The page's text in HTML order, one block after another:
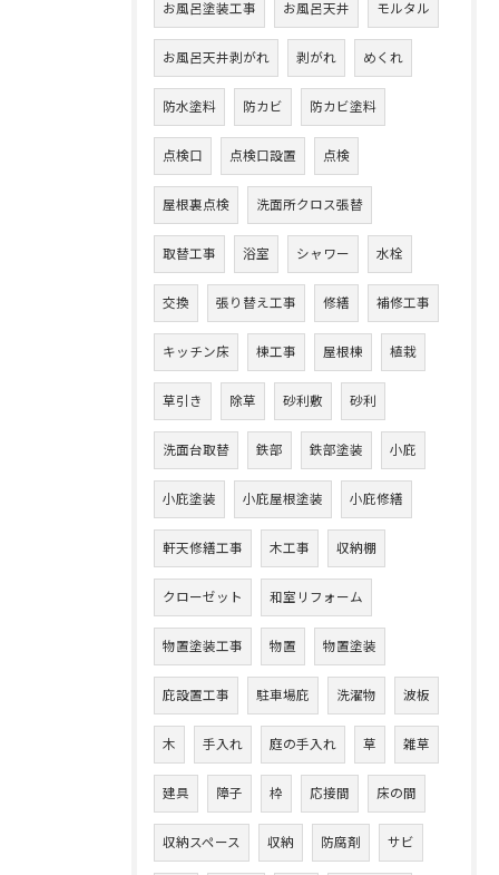
お風呂塗装工事 お風呂天井 モルタル
お風呂天井剥がれ 剥がれ めくれ
防水塗料 防カビ 防カビ塗料
点検口 点検口設置 点検
屋根裏点検 洗面所クロス張替
取替工事 浴室 シャワー 水栓
交換 張り替え工事 修繕 補修工事
キッチン床 棟工事 屋根棟 植栽
草引き 除草 砂利敷 砂利
洗面台取替 鉄部 鉄部塗装 小庇
小庇塗装 小庇屋根塗装 小庇修繕
軒天修繕工事 木工事 収納棚
クローゼット 和室リフォーム
物置塗装工事 物置 物置塗装
庇設置工事 駐車場庇 洗濯物 波板
木 手入れ 庭の手入れ 草 雑草
建具 障子 枠 応接間 床の間
収納スペース 収納 防腐剤 サビ